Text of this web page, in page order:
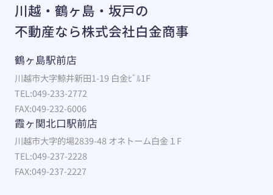
川越・鶴ヶ島・坂戸の
不動産なら株式会社白金商事
鶴ヶ島駅前店
川越市大字鯨井新田1-19 白金ﾋﾞﾙ1F
TEL:049-233-2772
FAX:049-232-6006
霞ヶ関北口駅前店
川越市大字的場2839-48 オネトーム白金１F
TEL:049-237-2228
FAX:049-237-2227